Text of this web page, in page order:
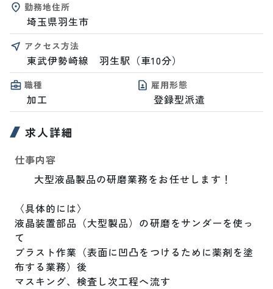
勤務地住所
埼玉県羽生市
アクセス方法
東武伊勢崎線　羽生駅（車10分）
職種
加工
雇用形態
登録型派遣
求人詳細
仕事内容
〈具体的には〉
液晶装置部品（大型製品）の研磨をサンダーを使っ
て
ブラスト作業（表面に凹凸をつけるために薬剤を塗
布する業務）後
マスキング、検査し次工程へ流す